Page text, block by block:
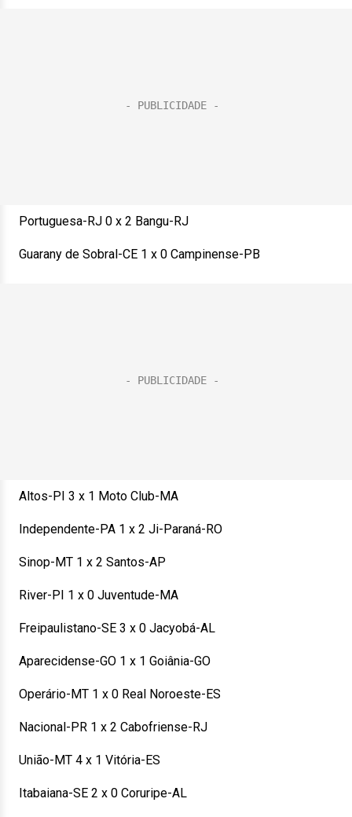
Portuguesa-RJ 0 x 2 Bangu-RJ
Guarany de Sobral-CE 1 x 0 Campinense-PB
Altos-PI 3 x 1 Moto Club-MA
Independente-PA 1 x 2 Ji-Paraná-RO
Sinop-MT 1 x 2 Santos-AP
River-PI 1 x 0 Juventude-MA
Freipaulistano-SE 3 x 0 Jacyobá-AL
Aparecidense-GO 1 x 1 Goiânia-GO
Operário-MT 1 x 0 Real Noroeste-ES
Nacional-PR 1 x 2 Cabofriense-RJ
União-MT 4 x 1 Vitória-ES
Itabaiana-SE 2 x 0 Coruripe-AL